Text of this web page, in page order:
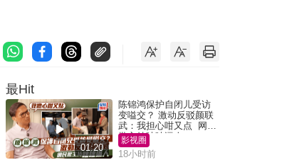
最Hit
01:20
陈锦鸿保护自闭儿受访
变嗌交？ 激动反驳颜联
武：我担心咁又点 网民
批主持咄咄逼人
影视圈
18小时前